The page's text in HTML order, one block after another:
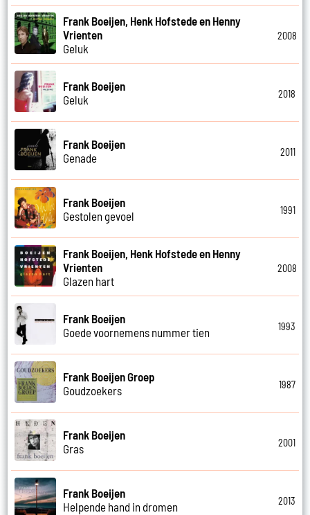
Frank Boeijen, Henk Hofstede en Henny
Vrienten
Geluk
2008
Frank Boeijen
Geluk
2018
Frank Boeijen
Genade
2011
Frank Boeijen
Gestolen gevoel
1991
Frank Boeijen, Henk Hofstede en Henny
Vrienten
Glazen hart
2008
Frank Boeijen
Goede voornemens nummer tien
1993
Frank Boeijen Groep
Goudzoekers
1987
Frank Boeijen
Gras
2001
Frank Boeijen
Helpende hand in dromen
2013